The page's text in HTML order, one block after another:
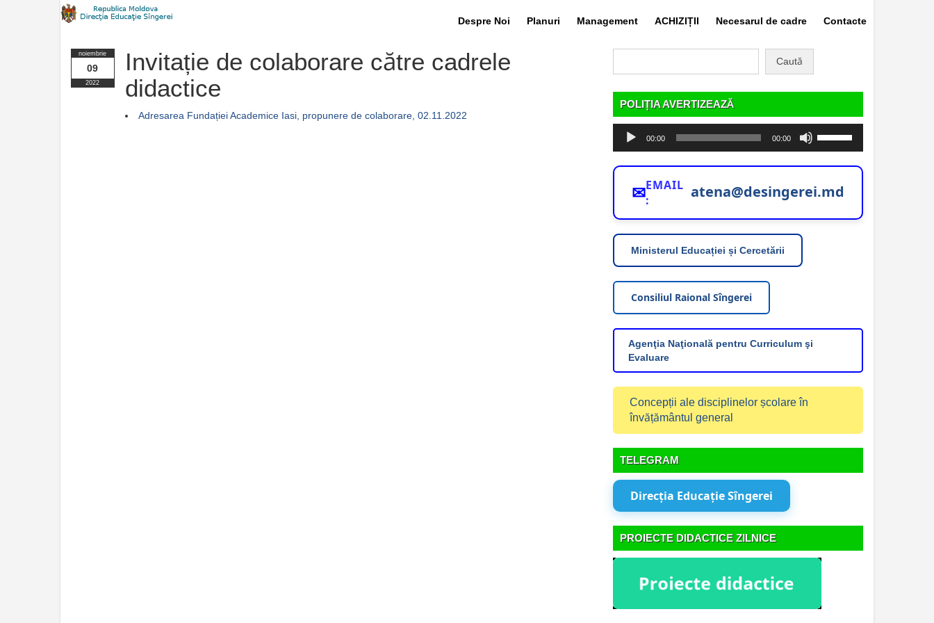
Despre Noi Planuri Management ACHIZIȚII Necesarul de cadre Contacte
noiembrie
09
2022
Invitație de colaborare către cadrele
didactice
Adresarea Fundației Academice Iasi, propunere de colaborare, 02.11.2022
POLIȚIA AVERTIZEAZĂ
Player
audio
00:00 00:00
tastele
pentru
a
✉EMAIL
:
atena@desingerei.md
Ministerul Educației și Cercetării
Consiliul Raional Sîngerei
Agenţia Naţională pentru Curriculum şi
Evaluare
Concepții ale disciplinelor școlare în
învățământul general
TELEGRAM
Direcția Educație Sîngerei
PROIECTE DIDACTICE ZILNICE